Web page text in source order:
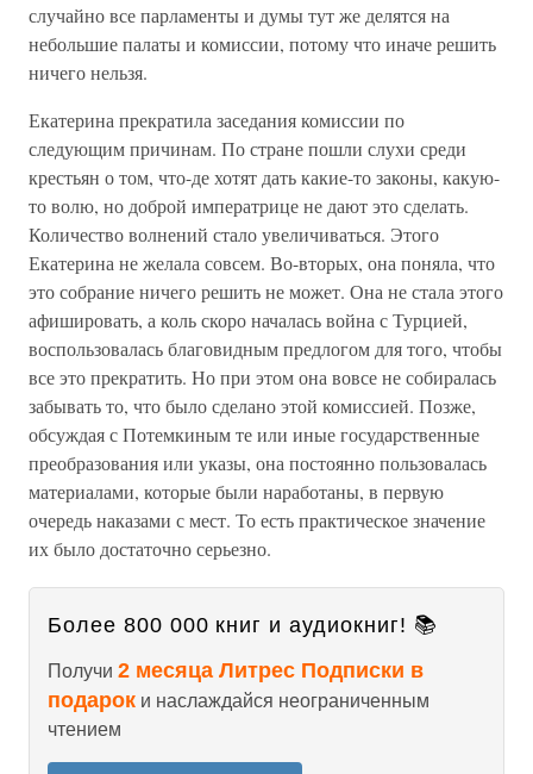
случайно все парламенты и думы тут же делятся на
небольшие палаты и комиссии, потому что иначе решить
ничего нельзя.
Екатерина прекратила заседания комиссии по
следующим причинам. По стране пошли слухи среди
крестьян о том, что-де хотят дать какие-то законы, какую-
то волю, но доброй императрице не дают это сделать.
Количество волнений стало увеличиваться. Этого
Екатерина не желала совсем. Во-вторых, она поняла, что
это собрание ничего решить не может. Она не стала этого
афишировать, а коль скоро началась война с Турцией,
воспользовалась благовидным предлогом для того, чтобы
все это прекратить. Но при этом она вовсе не собиралась
забывать то, что было сделано этой комиссией. Позже,
обсуждая с Потемкиным те или иные государственные
преобразования или указы, она постоянно пользовалась
материалами, которые были наработаны, в первую
очередь наказами с мест. То есть практическое значение
их было достаточно серьезно.
Более 800 000 книг и аудиокниг! 📚
Получи 2 месяца Литрес Подписки в
подарок и наслаждайся неограниченным
чтением